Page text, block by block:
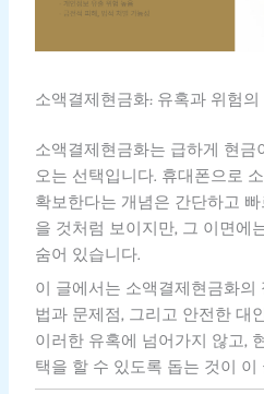
소액결제현금화: 유혹과 위험의
소액결제현금화는 급하게 현
오는 선택입니다. 휴대폰으로
확보한다는 개념은 간단하고
을 것처럼 보이지만, 그 이면에
숨어 있습니다.
이 글에서는 소액결제현금화의
법과 문제점, 그리고 안전한 대
이러한 유혹에 넘어가지 않고,
택을 할 수 있도록 돕는 것이 이